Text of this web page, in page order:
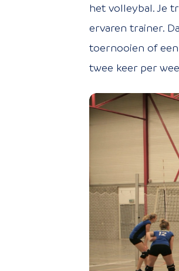
het volleybal. Je
ervaren trainer.
toernooien of
twee keer per